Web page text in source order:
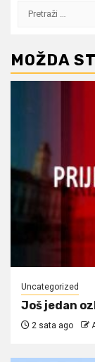
Pretraži:
MOŽDA
Uncategorized
Još jedan
2 sata ago